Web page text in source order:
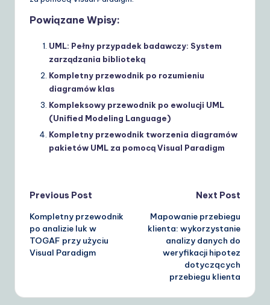
Powiązane Wpisy:
UML: Pełny przypadek badawczy: System
zarządzania biblioteką
Kompletny przewodnik po rozumieniu
diagramów klas
Kompleksowy przewodnik po ewolucji UML
(Unified Modeling Language)
Kompletny przewodnik tworzenia diagramów
pakietów UML za pomocą Visual Paradigm
Post
navigation
Previous Post
Kompletny przewodnik
po analizie luk w
TOGAF przy użyciu
Visual Paradigm
Next Post
Mapowanie przebiegu
klienta: wykorzystanie
analizy danych do
weryfikacji hipotez
dotyczących
przebiegu klienta